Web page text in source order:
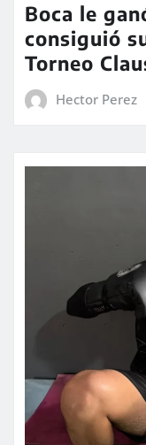
Boca le
consiguió
Torneo
Hector Perez